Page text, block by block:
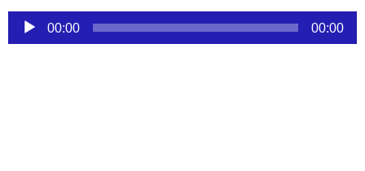
Reproductor
de
00:00 00:00